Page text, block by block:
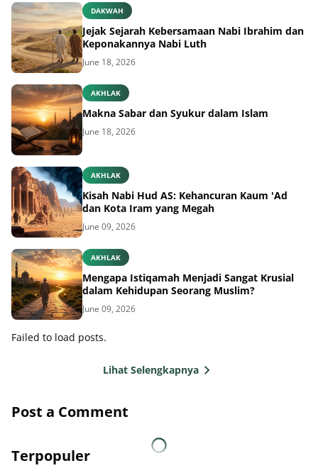
DAKWAH
Jejak Sejarah Kebersamaan Nabi Ibrahim dan
Keponakannya Nabi Luth
June 18, 2026
AKHLAK
Makna Sabar dan Syukur dalam Islam
June 18, 2026
AKHLAK
Kisah Nabi Hud AS: Kehancuran Kaum 'Ad
dan Kota Iram yang Megah
June 09, 2026
AKHLAK
Mengapa Istiqamah Menjadi Sangat Krusial
dalam Kehidupan Seorang Muslim?
June 09, 2026
Failed to load posts.
Lihat Selengkapnya
Post a Comment
Terpopuler